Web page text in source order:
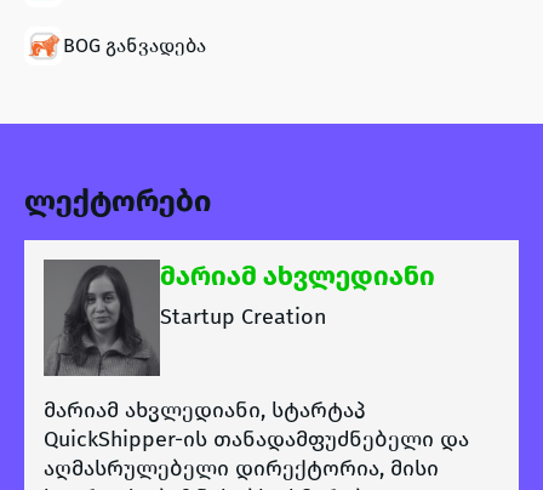
BOG განვადება
ლექტორები
მარიამ ახვლედიანი
Startup Creation
მარიამ ახვლედიანი, სტარტაპ
QuickShipper-ის თანადამფუძნებელი და
აღმასრულებელი დირექტორია, მისი